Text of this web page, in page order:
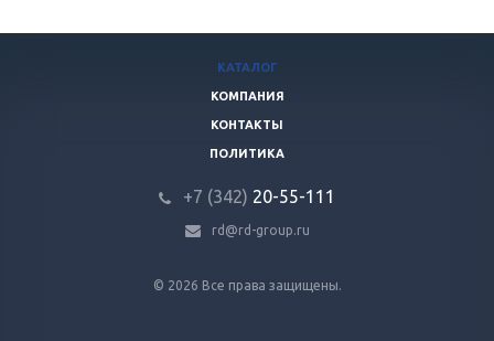
© 2026 Все права защищены.
КАТАЛОГ
КОМПАНИЯ
КОНТАКТЫ
ПОЛИТИКА
+7 (342) 20-55-111
rd@rd-group.ru